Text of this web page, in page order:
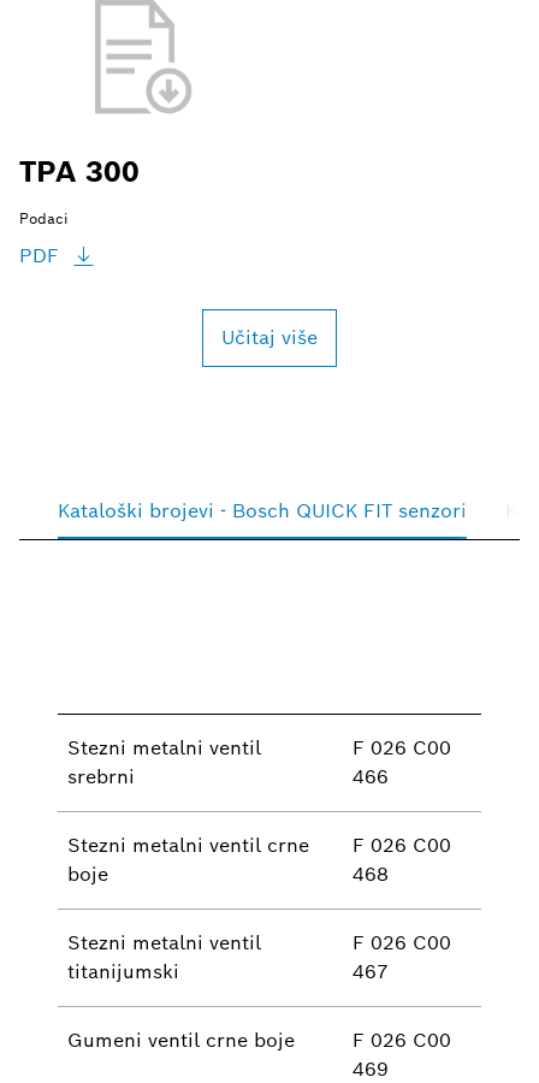
TPA 300
Podaci
PDF
Učitaj više
Kataloški brojevi - Bosch QUICK FIT senzori
Stezni metalni ventil
srebrni
F 026 C00
466
Stezni metalni ventil crne
boje
F 026 C00
468
Stezni metalni ventil
titanijumski
F 026 C00
467
Gumeni ventil crne boje
F 026 C00
469